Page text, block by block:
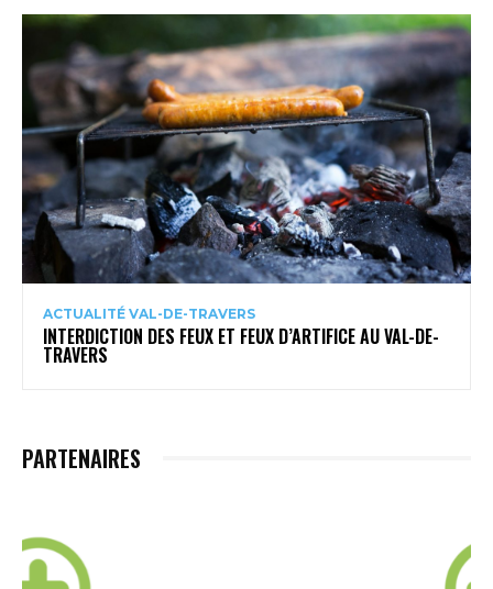
ACTUALITÉ VAL-DE-TRAVERS
INTERDICTION DES FEUX ET FEUX D’ARTIFICE AU VAL-DE-
TRAVERS
PARTENAIRES